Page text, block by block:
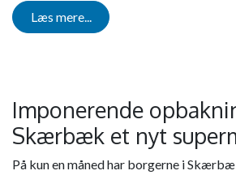
Læs mere...
Imponerende
Skærbæk et nyt
På kun en måned har borgerne i